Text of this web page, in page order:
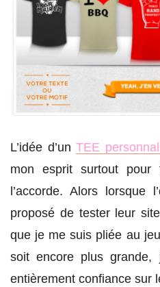
L’idée d’unTEE
mon esprit surtout
l’accorde. Alors lorsque
proposé de tester leur
que je me suis pliée au
soit encore plus grande,
entièrement confiance sur